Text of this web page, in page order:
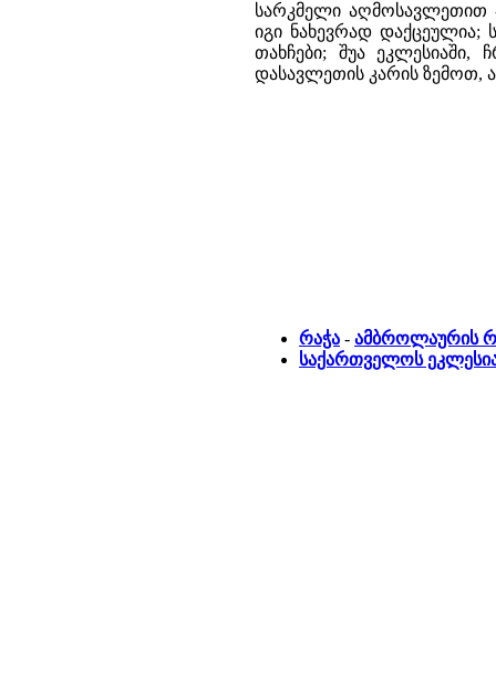
სარკმელი აღმოსავლეთით
იგი ნახევრად დაქცეულია;
თახჩები; შუა
დასავლეთის კარის ზემოთ,
რაჭა - ამბროლაურის
საქართველოს